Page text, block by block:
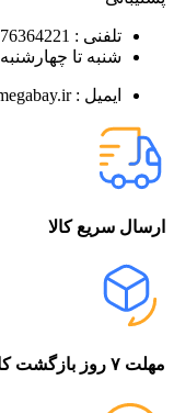
تلفنی : 09176364221
شنبه تا چهارشنبه 8 الی 16:30 - پنجشنبه 8 الی 14
ایمیل : info@megabay.ir
ارسال سریع کالا
مهلت ۷ روز بازگشت کالا